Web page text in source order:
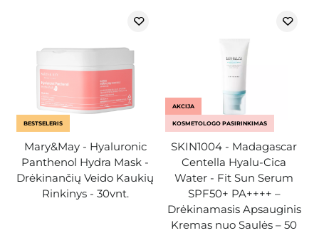
BESTSELERIS
Mary&May - Hyaluronic
Panthenol Hydra Mask -
Drėkinančių Veido Kaukių
Rinkinys - 30vnt.
AKCIJA
KOSMETOLOGO PASIRINKIMAS
SKIN1004 - Madagascar
Centella Hyalu-Cica
Water - Fit Sun Serum
SPF50+ PA++++ –
Drėkinamasis Apsauginis
Kremas nuo Saulės – 50